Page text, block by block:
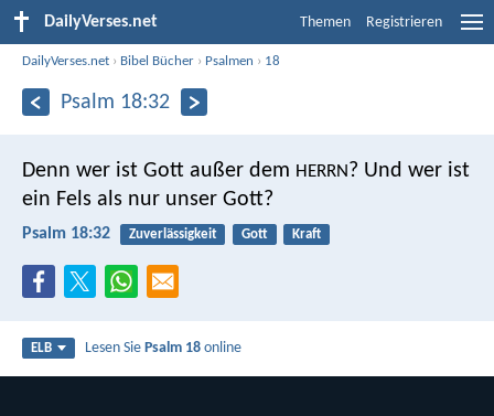
DailyVerses.net Themen Registrieren
DailyVerses.net › Bibel Bücher › Psalmen › 18
Psalm 18:32
Denn wer ist Gott außer dem HERRN? Und wer ist
ein Fels als nur unser Gott?
Psalm 18:32 Zuverlässigkeit Gott Kraft
ELB Lesen SiePsalm 18 online